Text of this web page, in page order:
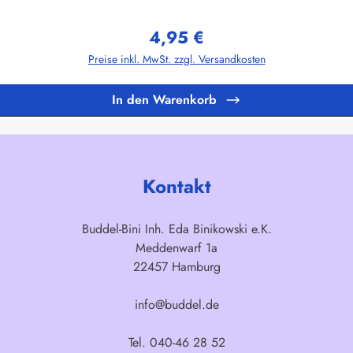
garantieren wir einen höchstmöglichen Hygienestandard. Vor
werden.Herstellerinformationen:Buddel-Bini Inh. Eda Binikowski
Regulärer Preis:
4,95 €
Preise inkl. MwSt. zzgl. Versandkosten
In den Warenkorb
Kontakt
Buddel-Bini Inh. Eda Binikowski e.K.
Meddenwarf 1a
22457 Hamburg
info@buddel.de
Tel. 040-46 28 52